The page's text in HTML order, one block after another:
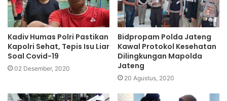
Kadiv Humas Polri Pastikan
Kapolri Sehat, Tepis Isu Liar
Soal Covid-19
02 Desember, 2020
Bidpropam Polda Jateng
Kawal Protokol Kesehatan
Dilingkungan Mapolda
Jateng
20 Agustus, 2020